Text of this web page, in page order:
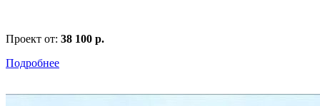
Проект от: 38 100 р.
Подробнее